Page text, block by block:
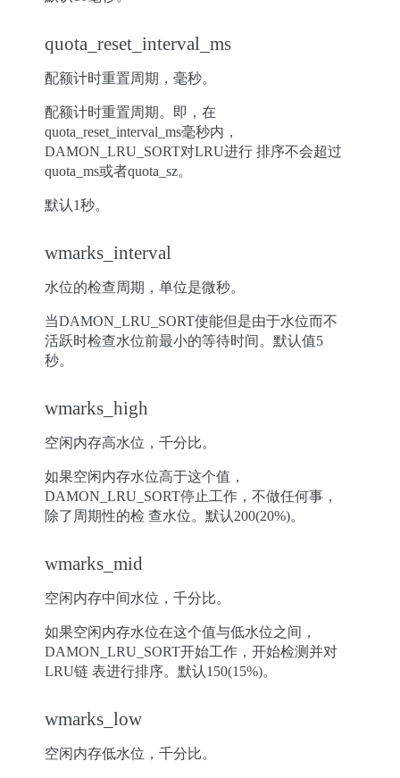
quota_reset_interval_ms
配额计时重置周期，毫秒。
配额计时重置周期。即，在
quota_reset_interval_ms毫秒内，
DAMON_LRU_SORT对LRU进行 排序不会超过
quota_ms或者quota_sz。
默认1秒。
wmarks_interval
水位的检查周期，单位是微秒。
当DAMON_LRU_SORT使能但是由于水位而不
活跃时检查水位前最小的等待时间。默认值5
秒。
wmarks_high
空闲内存高水位，千分比。
如果空闲内存水位高于这个值，
DAMON_LRU_SORT停止工作，不做任何事，
除了周期性的检 查水位。默认200(20%)。
wmarks_mid
空闲内存中间水位，千分比。
如果空闲内存水位在这个值与低水位之间，
DAMON_LRU_SORT开始工作，开始检测并对
LRU链 表进行排序。默认150(15%)。
wmarks_low
空闲内存低水位，千分比。